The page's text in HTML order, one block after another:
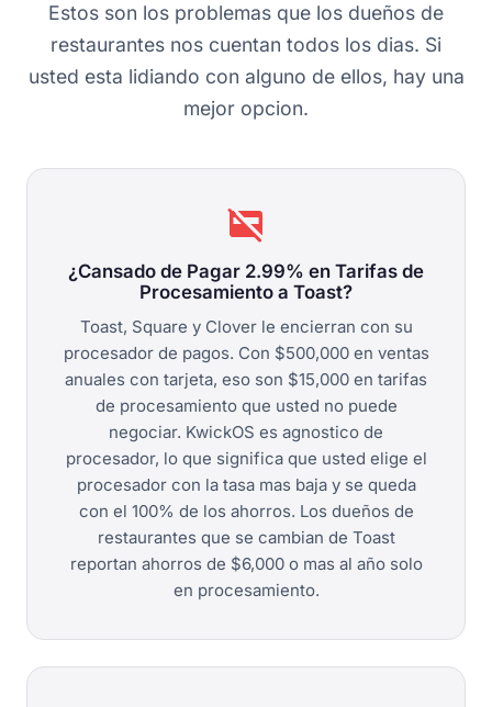
Estos son los problemas que los dueños de
restaurantes nos cuentan todos los dias. Si
usted esta lidiando con alguno de ellos, hay una
mejor opcion.
credit_card_off
¿Cansado de Pagar 2.99% en Tarifas de
Procesamiento a Toast?
Toast, Square y Clover le encierran con su
procesador de pagos. Con $500,000 en ventas
anuales con tarjeta, eso son $15,000 en tarifas
de procesamiento que usted no puede
negociar. KwickOS es agnostico de
procesador, lo que significa que usted elige el
procesador con la tasa mas baja y se queda
con el 100% de los ahorros. Los dueños de
restaurantes que se cambian de Toast
reportan ahorros de $6,000 o mas al año solo
en procesamiento.